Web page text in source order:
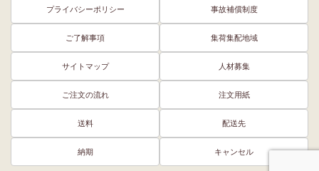
プライバシーポリシー 事故補償制度
ご了解事項 集荷集配地域
サイトマップ 人材募集
ご注文の流れ 注文用紙
送料 配送先
納期 キャンセル